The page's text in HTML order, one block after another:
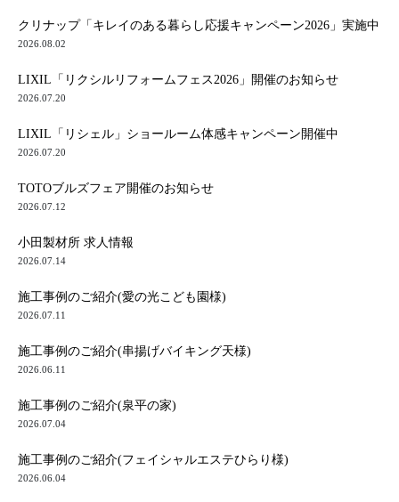
クリナップ「キレイのある暮らし応援キャンペーン2026」実施中
2026.08.02
LIXIL「リクシルリフォームフェス2026」開催のお知らせ
2026.07.20
LIXIL「リシェル」ショールーム体感キャンペーン開催中
2026.07.20
TOTOブルズフェア開催のお知らせ
2026.07.12
小田製材所 求人情報
2026.07.14
施工事例のご紹介(愛の光こども園様)
2026.07.11
施工事例のご紹介(串揚げバイキング天様)
2026.06.11
施工事例のご紹介(泉平の家)
2026.07.04
施工事例のご紹介(フェイシャルエステひらり様)
2026.06.04